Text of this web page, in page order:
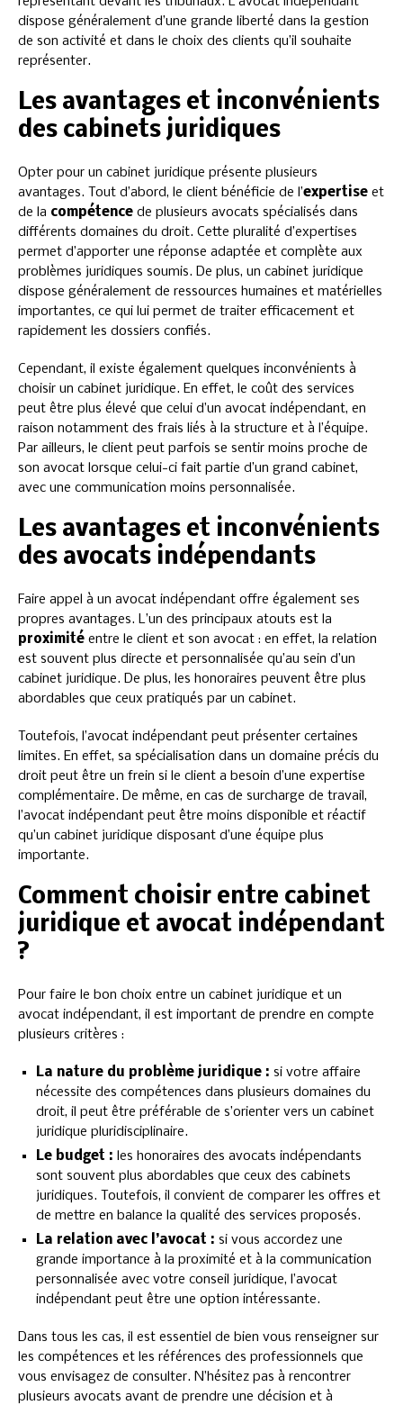
dispose généralement d’une grande liberté dans la gestion
de son activité et dans le choix des clients qu’il souhaite
représenter.
Les avantages et inconvénients
des cabinets juridiques
Opter pour un cabinet juridique présente plusieurs
avantages. Tout d’abord, le client bénéficie de l’expertise et
de la compétence de plusieurs avocats spécialisés dans
différents domaines du droit. Cette pluralité d’expertises
permet d’apporter une réponse adaptée et complète aux
problèmes juridiques soumis. De plus, un cabinet juridique
dispose généralement de ressources humaines et matérielles
importantes, ce qui lui permet de traiter efficacement et
rapidement les dossiers confiés.
Cependant, il existe également quelques inconvénients à
choisir un cabinet juridique. En effet, le coût des services
peut être plus élevé que celui d’un avocat indépendant, en
raison notamment des frais liés à la structure et à l’équipe.
Par ailleurs, le client peut parfois se sentir moins proche de
son avocat lorsque celui-ci fait partie d’un grand cabinet,
avec une communication moins personnalisée.
Les avantages et inconvénients
des avocats indépendants
Faire appel à un avocat indépendant offre également ses
propres avantages. L’un des principaux atouts est la
proximité entre le client et son avocat : en effet, la relation
est souvent plus directe et personnalisée qu’au sein d’un
cabinet juridique. De plus, les honoraires peuvent être plus
abordables que ceux pratiqués par un cabinet.
Toutefois, l’avocat indépendant peut présenter certaines
limites. En effet, sa spécialisation dans un domaine précis du
droit peut être un frein si le client a besoin d’une expertise
complémentaire. De même, en cas de surcharge de travail,
l’avocat indépendant peut être moins disponible et réactif
qu’un cabinet juridique disposant d’une équipe plus
importante.
Comment choisir entre cabinet
juridique et avocat indépendant
?
Pour faire le bon choix entre un cabinet juridique et un
avocat indépendant, il est important de prendre en compte
plusieurs critères :
La nature du problème juridique : si votre affaire
nécessite des compétences dans plusieurs domaines du
droit, il peut être préférable de s’orienter vers un cabinet
juridique pluridisciplinaire.
Le budget : les honoraires des avocats indépendants
sont souvent plus abordables que ceux des cabinets
juridiques. Toutefois, il convient de comparer les offres et
de mettre en balance la qualité des services proposés.
La relation avec l’avocat : si vous accordez une
grande importance à la proximité et à la communication
personnalisée avec votre conseil juridique, l’avocat
indépendant peut être une option intéressante.
Dans tous les cas, il est essentiel de bien vous renseigner sur
les compétences et les références des professionnels que
vous envisagez de consulter. N’hésitez pas à rencontrer
plusieurs avocats avant de prendre une décision et à